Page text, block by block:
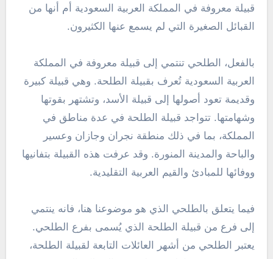
قبيلة معروفة في المملكة العربية السعودية أم أنها من
القبائل الصغيرة التي لم يسمع عنها الكثيرون.
بالفعل، الطلحي تنتمي إلى قبيلة معروفة في المملكة
العربية السعودية تُعرف بقبيلة الطلحة. وهي قبيلة كبيرة
وقديمة تعود أصولها إلى قبيلة الأسد، وتشتهر بقوتها
وشهامتها. تتواجد قبيلة الطلحة في عدة مناطق في
المملكة، بما في ذلك منطقة نجران وجازان وعسير
والباحة والمدينة المنورة. وقد عرفت هذه القبيلة بتفانيها
ووفائها للمبادئ والقيم العربية التقليدية.
فيما يتعلق بالطلحي الذي هو موضوعنا هنا، فانه ينتمي
إلى فرع من قبيلة الطلحة الذي يُسمى بفرع الطلحي.
يعتبر الطلحي من أشهر العائلات التابعة لقبيلة الطلحة،